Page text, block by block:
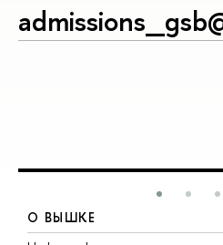
О ВЫШКЕ